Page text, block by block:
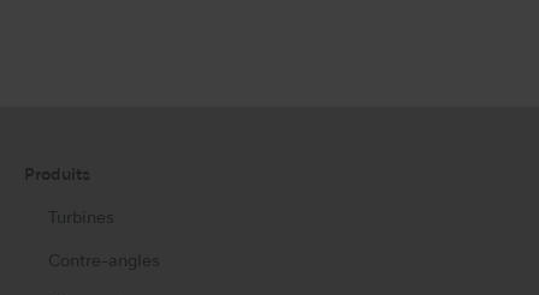
Produits
Turbines
Contre-angles